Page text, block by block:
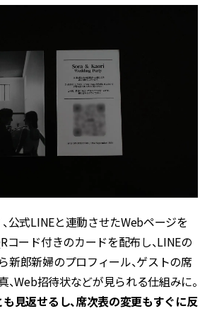
公式LINEと連動させたWebページを
コード付きのカードを配布し、LINEの
新郎新婦のプロフィール、ゲストの席
、Web招待状などが見られる仕組みに。
も見返せるし、席次表の変更もすぐに反